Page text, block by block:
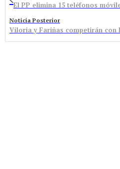
Noticia Posterior